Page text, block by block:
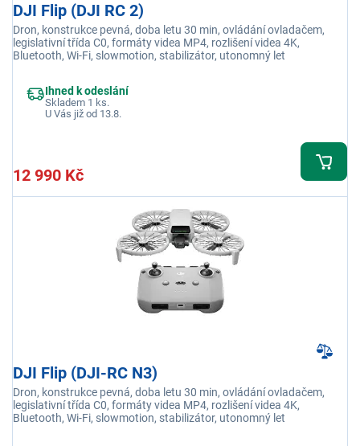
DJI Flip (DJI RC 2)
Dron, konstrukce pevná, doba letu 30 min, ovládání ovladačem,
legislativní třída C0, formáty videa MP4, rozlišení videa 4K,
Bluetooth, Wi-Fi, slowmotion, stabilizátor, utonomný let
Ihned k odeslání
Skladem 1 ks.
U Vás již od 13.8.
12 990 Kč
DJI Flip (DJI-RC N3)
Dron, konstrukce pevná, doba letu 30 min, ovládání ovladačem,
legislativní třída C0, formáty videa MP4, rozlišení videa 4K,
Bluetooth, Wi-Fi, slowmotion, stabilizátor, utonomný let